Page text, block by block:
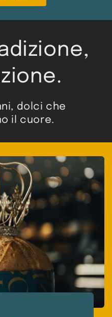
dolci che
il cuore.